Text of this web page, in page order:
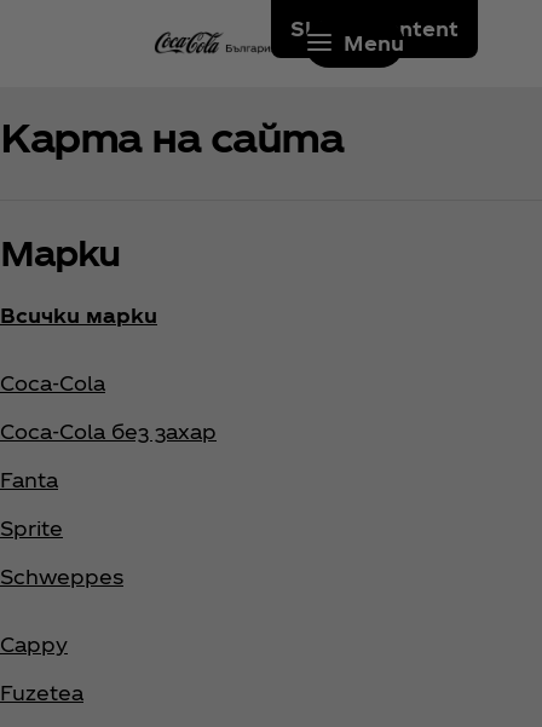
Skip to content
Menu
Карта на сайта
Марки
Всички марки
Coca‑Cola
Coca‑Cola без захар
Fanta
Sprite
Schweppes
Cappy
Fuzetea